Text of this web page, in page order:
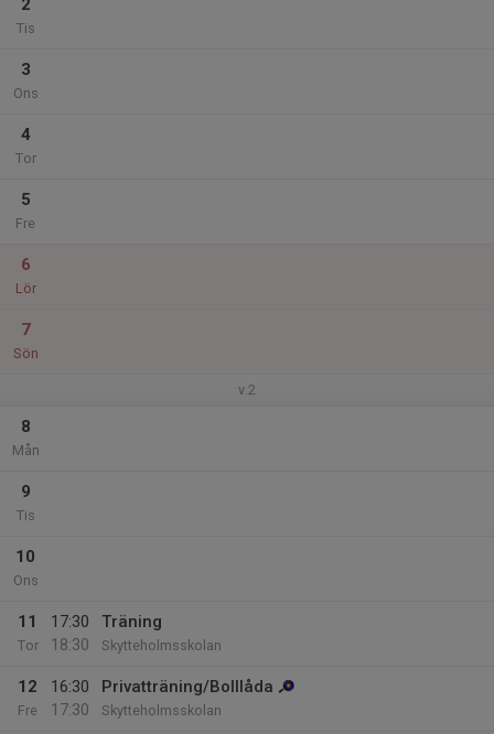
2
Tis
3
Ons
4
Tor
5
Fre
6
Lör
7
Sön
v.2
8
Mån
9
Tis
10
Ons
11
Tor
17:30
18:30
Träning
Skytteholmsskolan
12
Fre
16:30
17:30
Privatträning/Bolllåda
Skytteholmsskolan